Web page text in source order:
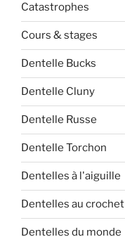
Catastrophes
Cours & stages
Dentelle Bucks
Dentelle Cluny
Dentelle Russe
Dentelle Torchon
Dentelles à l'aiguille
Dentelles au crochet
Dentelles du monde